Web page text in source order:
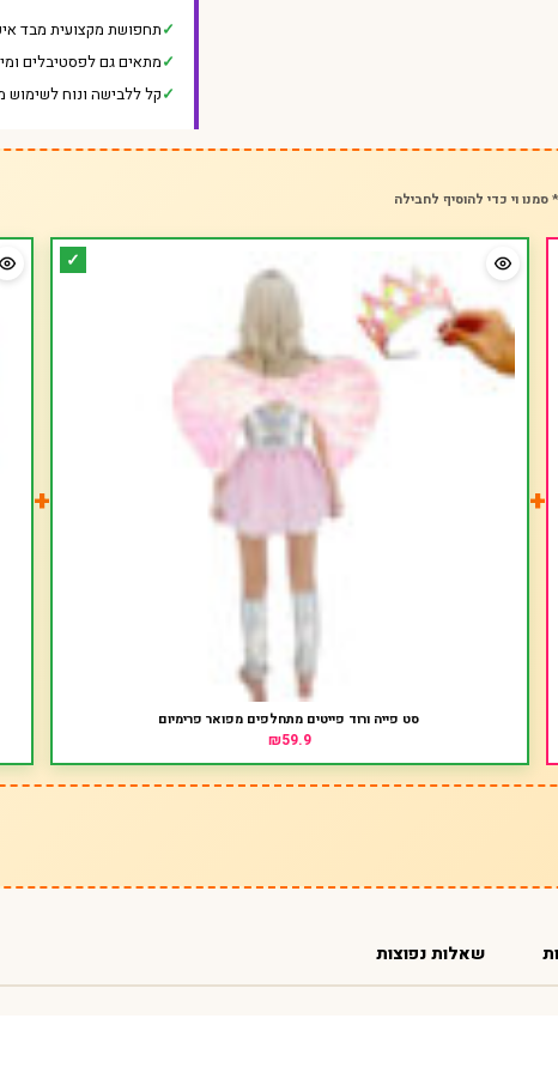
תחפושת מקצועית מבד
מתאים גם לפסטיבלים
קל ללבישה ונוח לשימוש
* סמנו וי כדי להוסיף לחבילה
+
סט פייה ורוד פייטים מתחלפים מפואר פרימיום
₪59.9
+
שאלות נפוצות